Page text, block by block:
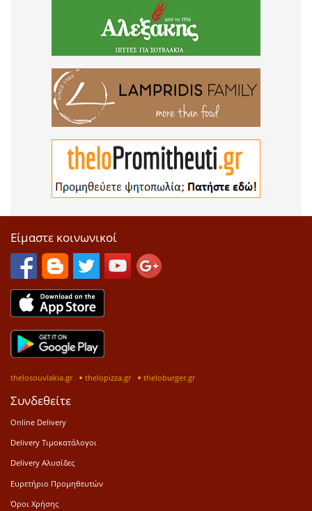
Είμαστε κοινωνικοί
thelosouvlakia.gr thelopizza.gr theloburger.gr
Συνδεθείτε
Online Delivery
Delivery Τιμοκατάλογοι
Delivery Αλυσίδες
Ευρετήριο Προμηθευτών
Όροι Χρήσης